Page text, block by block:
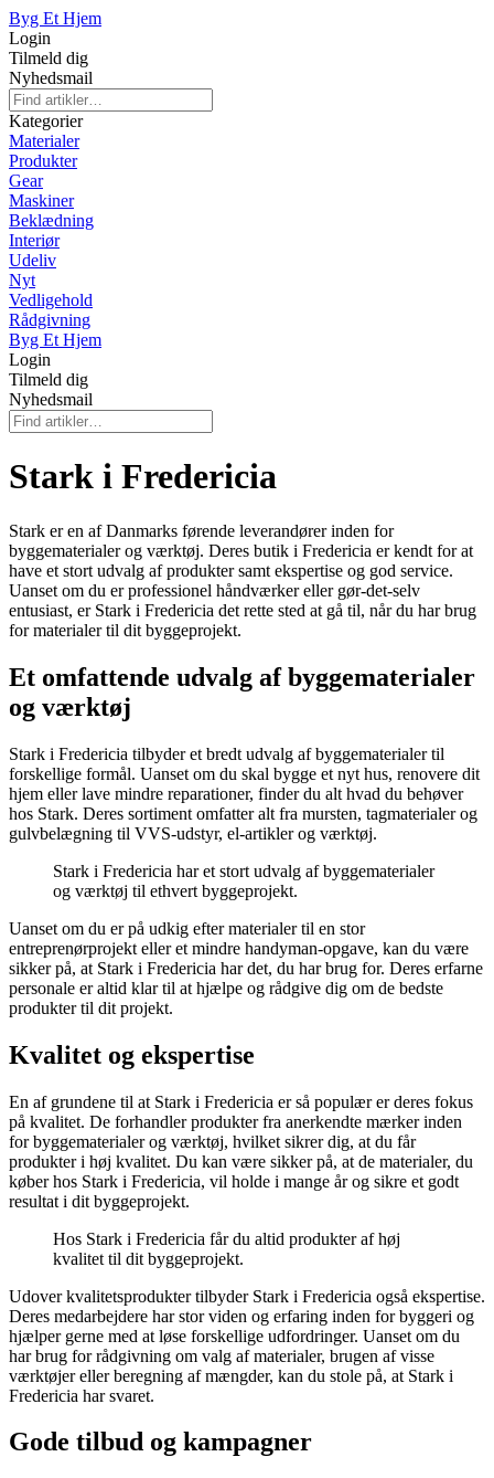
Byg Et Hjem
Login
Tilmeld dig
Nyhedsmail
Kategorier
Materialer
Produkter
Gear
Maskiner
Beklædning
Interiør
Udeliv
Nyt
Vedligehold
Rådgivning
Byg Et Hjem
Login
Tilmeld dig
Nyhedsmail
Stark i Fredericia
Stark er en af Danmarks førende leverandører inden for
byggematerialer og værktøj. Deres butik i Fredericia er kendt for at
have et stort udvalg af produkter samt ekspertise og god service.
Uanset om du er professionel håndværker eller gør-det-selv
entusiast, er Stark i Fredericia det rette sted at gå til, når du har brug
for materialer til dit byggeprojekt.
Et omfattende udvalg af byggematerialer
og værktøj
Stark i Fredericia tilbyder et bredt udvalg af byggematerialer til
forskellige formål. Uanset om du skal bygge et nyt hus, renovere dit
hjem eller lave mindre reparationer, finder du alt hvad du behøver
hos Stark. Deres sortiment omfatter alt fra mursten, tagmaterialer og
gulvbelægning til VVS-udstyr, el-artikler og værktøj.
Stark i Fredericia har et stort udvalg af byggematerialer
og værktøj til ethvert byggeprojekt.
Uanset om du er på udkig efter materialer til en stor
entreprenørprojekt eller et mindre handyman-opgave, kan du være
sikker på, at Stark i Fredericia har det, du har brug for. Deres erfarne
personale er altid klar til at hjælpe og rådgive dig om de bedste
produkter til dit projekt.
Kvalitet og ekspertise
En af grundene til at Stark i Fredericia er så populær er deres fokus
på kvalitet. De forhandler produkter fra anerkendte mærker inden
for byggematerialer og værktøj, hvilket sikrer dig, at du får
produkter i høj kvalitet. Du kan være sikker på, at de materialer, du
køber hos Stark i Fredericia, vil holde i mange år og sikre et godt
resultat i dit byggeprojekt.
Hos Stark i Fredericia får du altid produkter af høj
kvalitet til dit byggeprojekt.
Udover kvalitetsprodukter tilbyder Stark i Fredericia også ekspertise.
Deres medarbejdere har stor viden og erfaring inden for byggeri og
hjælper gerne med at løse forskellige udfordringer. Uanset om du
har brug for rådgivning om valg af materialer, brugen af visse
værktøjer eller beregning af mængder, kan du stole på, at Stark i
Fredericia har svaret.
Gode tilbud og kampagner